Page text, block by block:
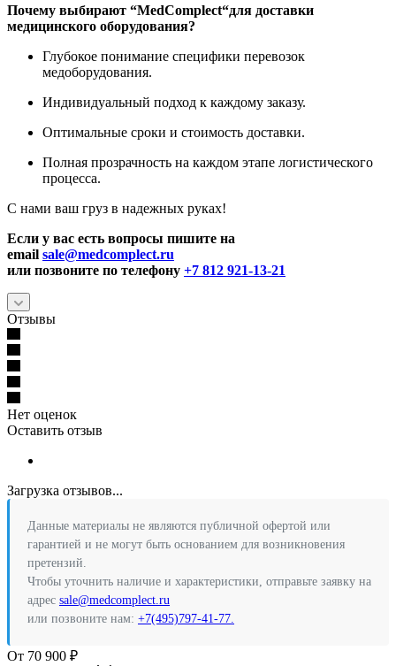
Почему выбирают “MedComplect“для доставки
медицинского оборудования?
Глубокое понимание специфики перевозок
медоборудования.
Индивидуальный подход к каждому заказу.
Оптимальные сроки и стоимость доставки.
Полная прозрачность на каждом этапе логистического
процесса.
С нами ваш груз в надежных руках!
Если у вас есть вопросы пишите на
email sale@medcomplect.ru
или позвоните по телефону +7 812 921-13-21
Отзывы
Нет оценок
Оставить отзыв
Загрузка отзывов...
Данные материалы не являются публичной офертой или
гарантией и не могут быть основанием для возникновения
претензий.
Чтобы уточнить наличие и характеристики, отправьте заявку на
адрес sale@medcomplect.ru
или позвоните нам: +7(495)797-41-77.
70 900 ₽